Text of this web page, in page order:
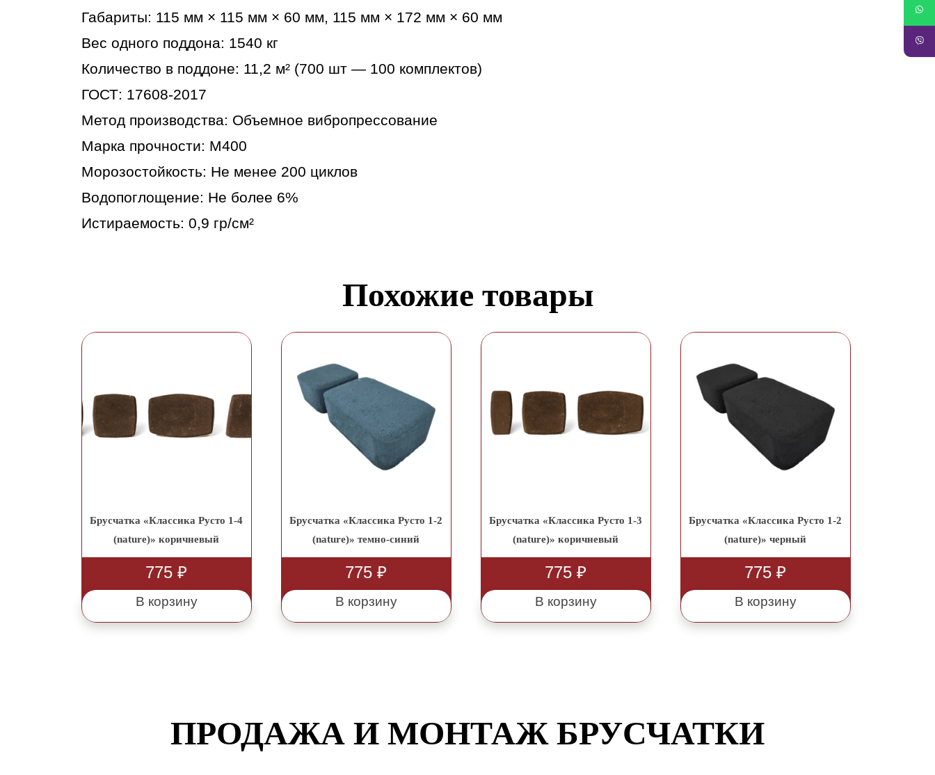
Габариты: 115 мм × 115 мм × 60 мм, 115 мм × 172 мм × 60 мм
Вес одного поддона: 1540 кг
Количество в поддоне: 11,2 м² (700 шт — 100 комплектов)
ГОСТ: 17608-2017
Метод производства: Объемное вибропрессование
Марка прочности: М400
Морозостойкость: Не менее 200 циклов
Водопоглощение: Не более 6%
Истираемость: 0,9 гр/см²
Похожие товары
Брусчатка «Классика Русто 1-4
(nature)» коричневый
775₽
В корзину
Брусчатка «Классика Русто 1-2
(nature)» темно-синий
775₽
В корзину
Брусчатка «Классика Русто 1-3
(nature)» коричневый
775₽
В корзину
Брусчатка «Классика Русто 1-2
(nature)» черный
775₽
В корзину
ПРОДАЖА И МОНТАЖ БРУСЧАТКИ